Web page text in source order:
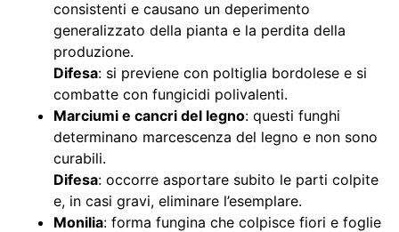
consistenti e causano un deperimento
generalizzato della pianta e la perdita della
produzione.
Difesa: si previene con poltiglia bordolese e si
combatte con fungicidi polivalenti.
Marciumi e cancri del legno: questi funghi
determinano marcescenza del legno e non sono
curabili.
Difesa: occorre asportare subito le parti colpite
e, in casi gravi, eliminare l’esemplare.
Monilia: forma fungina che colpisce fiori e foglie